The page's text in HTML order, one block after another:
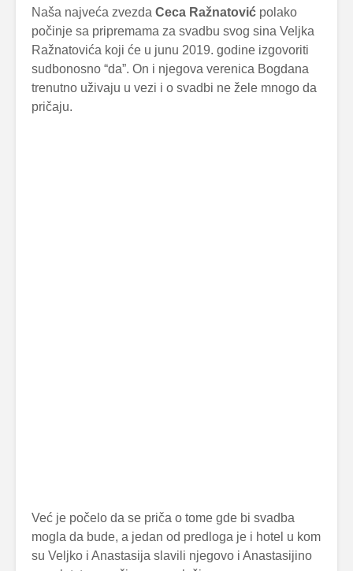
Naša najveća zvezda Ceca Ražnatović polako
počinje sa pripremama za svadbu svog sina Veljka
Ražnatovića koji će u junu 2019. godine izgovoriti
sudbonosno “da”. On i njegova verenica Bogdana
trenutno uživaju u vezi i o svadbi ne žele mnogo da
pričaju.
Već je počelo da se priča o tome gde bi svadba
mogla da bude, a jedan od predloga je i hotel u kom
su Veljko i Anastasija slavili njegovo i Anastasijino